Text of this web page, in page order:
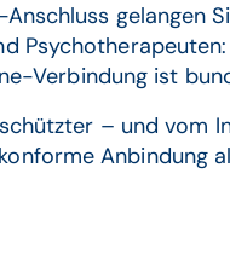
gelangen
Verbindung ist
– und vom
Anbindung